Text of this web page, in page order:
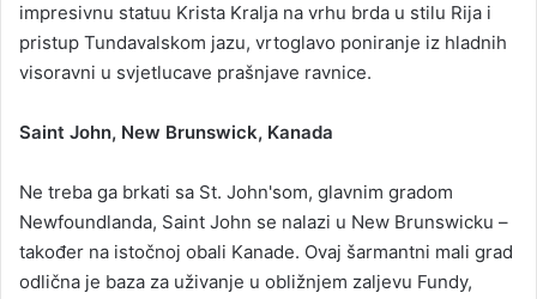
impresivnu statuu Krista Kralja na vrhu brda u stilu Rija i
pristup Tundavalskom jazu, vrtoglavo poniranje iz hladnih
visoravni u svjetlucave prašnjave ravnice.
Saint John, New Brunswick, Kanada
Ne treba ga brkati sa St. John'som, glavnim gradom
Newfoundlanda, Saint John se nalazi u New Brunswicku –
također na istočnoj obali Kanade. Ovaj šarmantni mali grad
odlična je baza za uživanje u obližnjem zaljevu Fundy,